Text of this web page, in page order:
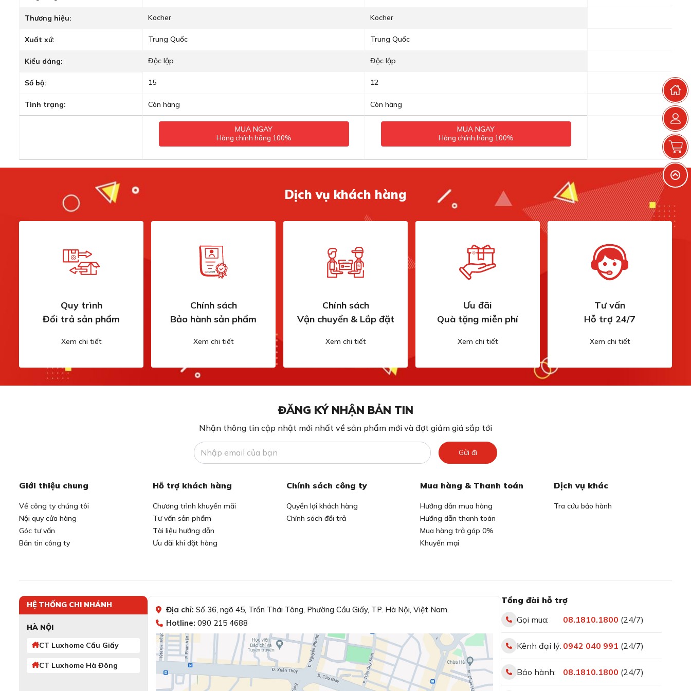
Thương hiệu: Kocher Kocher
Xuất xứ: Trung Quốc Trung Quốc
Kiểu dáng: Độc lập Độc lập
Số bộ: 15 12
Tình trạng: Còn hàng Còn hàng
MUA NGAY
Hàng chính hãng 100%
MUA NGAY
Hàng chính hãng 100%
Dịch vụ khách hàng
Quy trình
Đổi trả sản phẩm
Xem chi tiết
Chính sách
Bảo hành sản phẩm
Xem chi tiết
Chính sách
Vận chuyển & Lắp đặt
Xem chi tiết
Ưu đãi
Quà tặng miễn phí
Xem chi tiết
Tư vấn
Hỗ trợ 24/7
Xem chi tiết
ĐĂNG KÝ NHẬN BẢN TIN
Nhận thông tin cập nhật mới nhất về sản phẩm mới và đợt giảm giá sắp tới
Gửi đi
Giới thiệu chung
Về công ty chúng tôi
Nội quy cửa hàng
Góc tư vấn
Bản tin công ty
Hỗ trợ khách hàng
Chương trình khuyến mãi
Tư vấn sản phẩm
Tài liệu hướng dẫn
Ưu đãi khi đặt hàng
Chính sách công ty
Quyền lợi khách hàng
Chính sách đổi trả
Mua hàng & Thanh toán
Hướng dẫn mua hàng
Hướng dẫn thanh toán
Mua hàng trả góp 0%
Khuyến mại
Dịch vụ khác
Tra cứu bảo hành
HỆ THỐNG CHI NHÁNH
HÀ NỘI
CT Luxhome Cầu Giấy
CT Luxhome Hà Đông
Địa chỉ: Số 36, ngõ 45, Trần Thái Tông, Phường Cầu Giấy, TP. Hà Nội, Việt Nam.
Hotline: 090 215 4688
Tổng đài hỗ trợ
Gọi mua:
08.1810.1800 (24/7)
Kênh đại lý: 0942 040 991 (24/7)
Bảo hành: 08.1810.1800 (24/7)